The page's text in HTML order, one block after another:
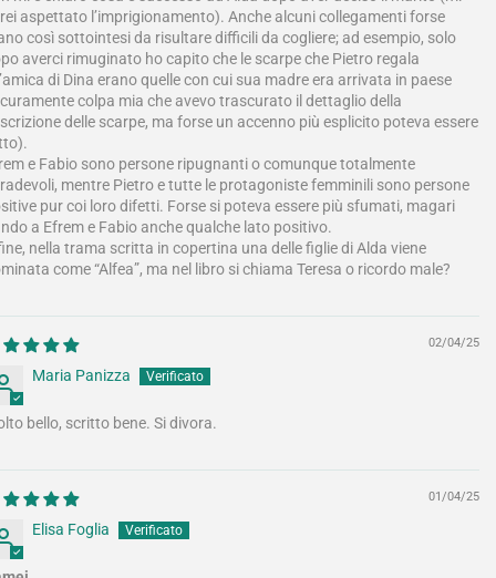
aspettato l’imprigionamento). Anche alcuni collegamenti forse
così sottointesi da risultare difficili da cogliere; ad esempio, solo
averci rimuginato ho capito che le scarpe che Pietro regala
di Dina erano quelle con cui sua madre era arrivata in paese
colpa mia che avevo trascurato il dettaglio della
delle scarpe, ma forse un accenno più esplicito poteva essere
e Fabio sono persone ripugnanti o comunque totalmente
mentre Pietro e tutte le protagoniste femminili sono persone
pur coi loro difetti. Forse si poteva essere più sfumati, magari
a Efrem e Fabio anche qualche lato positivo.
nella trama scritta in copertina una delle figlie di Alda viene
come “Alfea”, ma nel libro si chiama Teresa o ricordo male?
02/04/25
Maria Panizza
bello, scritto bene. Si divora.
01/04/25
Elisa Foglia